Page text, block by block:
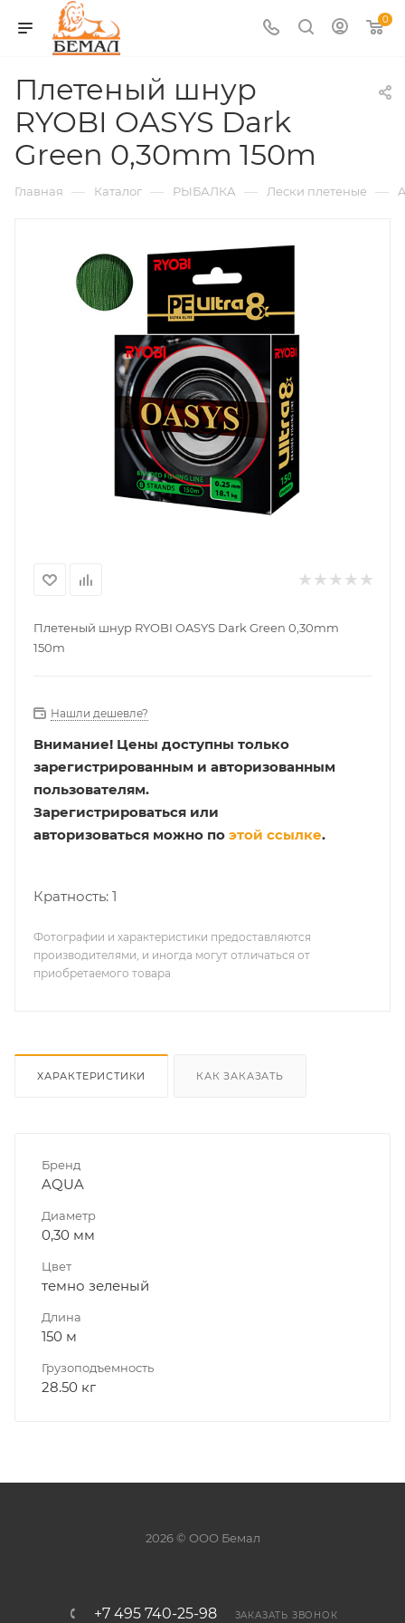
0
Плетеный шнур
RYOBI OASYS Dark
Green 0,30mm 150m
Главная — Каталог — РЫБАЛКА — Лески плетеные —
Плетеный шнур RYOBI OASYS Dark Green 0,30mm
150m
Нашли дешевле?
Внимание! Цены доступны только
зарегистрированным и авторизованным
пользователям.
Зарегистрироваться или
авторизоваться можно по этой ссылке.
Кратность: 1
Фотографии и характеристики предоставляются
производителями, и иногда могут отличаться от
приобретаемого товара
ХАРАКТЕРИСТИКИ КАК ЗАКАЗАТЬ
Бренд
AQUA
Диаметр
0,30 мм
Цвет
темно зеленый
Длина
150 м
Грузоподъемность
28.50 кг
2026 © ООО Бемал
+7 495 740-25-98 ЗАКАЗАТЬ ЗВОНОК